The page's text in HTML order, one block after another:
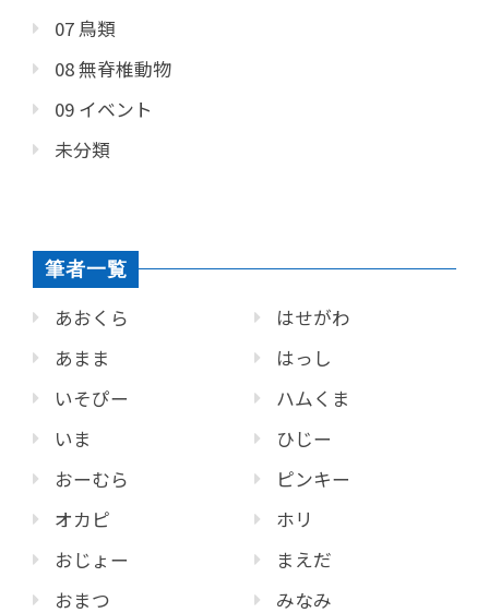
07 鳥類
08 無脊椎動物
09 イベント
未分類
筆者一覧
あおくら
あまま
いそぴー
いま
おーむら
オカピ
おじょー
おまつ
はせがわ
はっし
ハムくま
ひじー
ピンキー
ホリ
まえだ
みなみ